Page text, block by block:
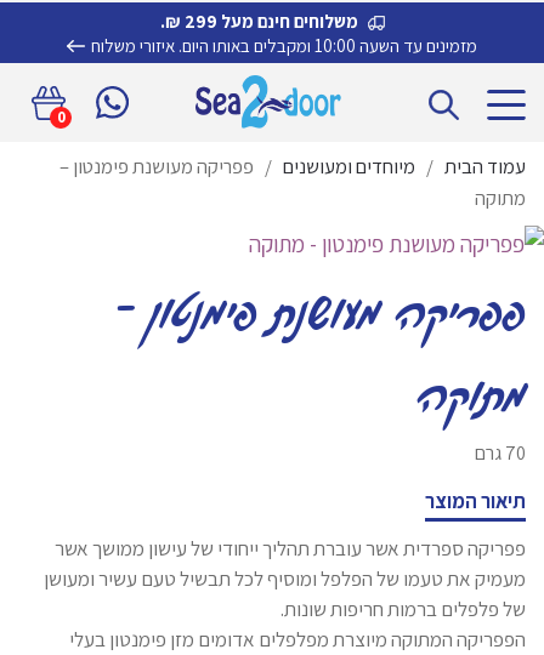
משלוחים חינם מעל 299 ₪.
מזמינים עד השעה 10:00 ומקבלים באותו היום.
איזורי משלוח
דלג
לניווט
לדלג
לתוכן
0
עמוד הבית / מיוחדים ומעושנים / פפריקה מעושנת פימנטון –
מתוקה
פפריקה מעושנת פימנטון –
מתוקה
70 גרם
תיאור המוצר
פפריקה ספרדית אשר עוברת תהליך ייחודי של עישון ממושך אשר
מעמיק את טעמו של הפלפל ומוסיף לכל תבשיל טעם עשיר ומעושן
של פלפלים ברמות חריפות שונות.
הפפריקה המתוקה מיוצרת מפלפלים אדומים מזן פימנטון בעלי